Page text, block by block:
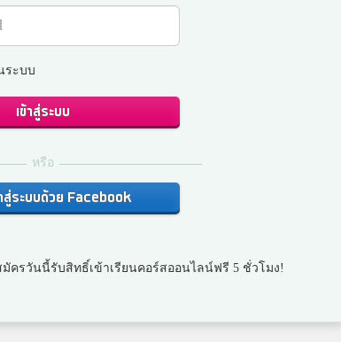
ระบบ
เข้าสู่ระบบ
หรือ
สู่ระบบด้วย Facebook
ครวันนี้รับสิทธิ์เข้าเรียนคอร์สออนไลน์ฟรี 5 ชั่วโมง!